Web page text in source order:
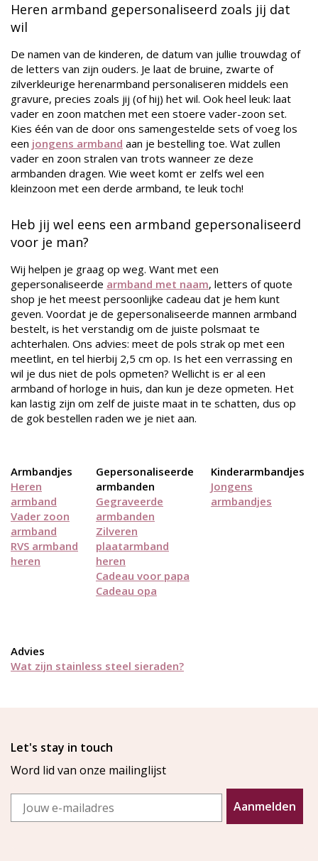
Heren armband gepersonaliseerd zoals jij dat
wil
De namen van de kinderen, de datum van jullie trouwdag of
de letters van zijn ouders. Je laat de bruine, zwarte of
zilverkleurige herenarmband personaliseren middels een
gravure, precies zoals jij (of hij) het wil. Ook heel leuk: laat
vader en zoon matchen met een stoere vader-zoon set.
Kies één van de door ons samengestelde sets of voeg los
een jongens armband aan je bestelling toe. Wat zullen
vader en zoon stralen van trots wanneer ze deze
armbanden dragen. Wie weet komt er zelfs wel een
kleinzoon met een derde armband, te leuk toch!
Heb jij wel eens een armband gepersonaliseerd
voor je man?
Wij helpen je graag op weg. Want met een
gepersonaliseerde armband met naam, letters of quote
shop je het meest persoonlijke cadeau dat je hem kunt
geven. Voordat je de gepersonaliseerde mannen armband
bestelt, is het verstandig om de juiste polsmaat te
achterhalen. Ons advies: meet de pols strak op met een
meetlint, en tel hierbij 2,5 cm op. Is het een verrassing en
wil je dus niet de pols opmeten? Wellicht is er al een
armband of horloge in huis, dan kun je deze opmeten. Het
kan lastig zijn om zelf de juiste maat in te schatten, dus op
de gok bestellen raden we je niet aan.
Armbandjes
Heren
armband
Vader zoon
armband
RVS armband
heren
Gepersonaliseerde
armbanden
Gegraveerde
armbanden
Zilveren
plaatarmband
heren
Cadeau voor papa
Cadeau opa
Kinderarmbandjes
Jongens
armbandjes
Advies
Wat zijn stainless steel sieraden?
Let's stay in touch
Word lid van onze mailinglijst
Email
Aanmelden